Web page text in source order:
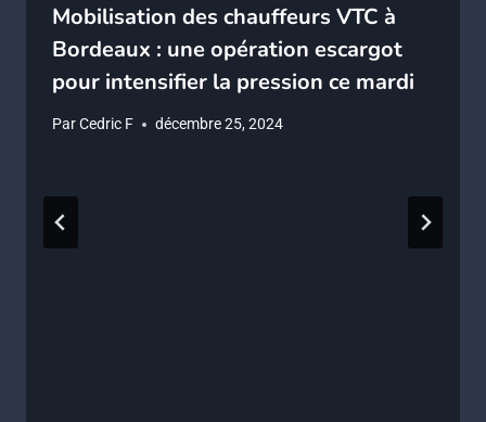
Mobilisation des chauffeurs VTC à
Bordeaux : une opération escargot
pour intensifier la pression ce mardi
ParCedric F décembre 25, 2024